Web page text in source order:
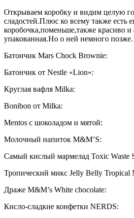
Открываем коробку и видим целую
сладостей.Плюс ко всему также есть
коробочка,поменьше,также красиво и
упакованная.Но о ней немного позже.
Батончик Mars Chock Brownie:
Батончик от Nestlе «Lion»:
Круглая вафля Milka:
Bonibon от Milka:
Mentos с шоколадом и мятой:
Молочный напиток M&M’S:
Самый кислый мармелад Toxic Waste
Тропический микс Jelly Belly Tropical
Драже M&M’s White chocolate:
Кисло-сладкие конфетки NERDS: